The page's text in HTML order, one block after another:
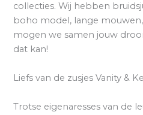
collecties. Wij hebben
boho model, lange
mogen we samen jouw
dat kan!
Liefs van de zusjes Vanity &
Trotse eigenaresses van de